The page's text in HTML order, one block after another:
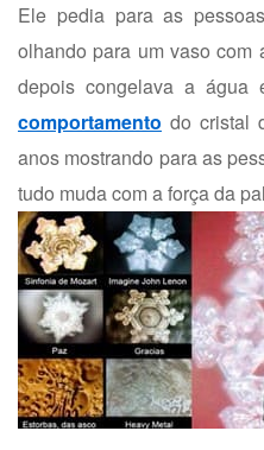
Ele pedia para as
olhando para um vaso com
depois congelava a água
comportamento do cristal
anos mostrando para as
tudo muda com a força da